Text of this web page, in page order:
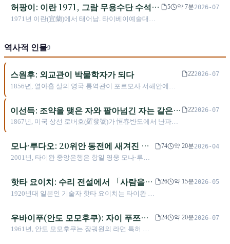
허팡이: 이란 1971, 그람 무용수단 수석에
서 2024 금마 주시각 무용수까지
1971년 이란(宜蘭)에서 태어남. 타이베이예술대학
단, 1999년 수석 무용수로 승진. 2007년 귀국하여 라
팡 LAFA 설립(2010년 종료). 다큐멘터리 《내 마음
디자인 담당. 2025년 인터뷰에서 신체 노화 문제를
논함.
5 약 7분2026-07
역사적 인물9
스원후: 외교관이 박물학자가 되다
1856년, 열아홉 살의 영국 통역관이 포르모사 서해안에서
에 이 섬에 어떤 생물이 사는지 처음으로 알렸다. 그는 열네
살에 런던에서 세상을 떠났지만, 그가 이름 붙인 종들은 오
늘날까지 대만의 산과 숲 속에 살아 있다.
222026-07
이선득: 조약을 맺은 자와 팔아넘긴 자는 같은
사람
1867년, 미국 상선 로버호(羅發號)가 恒春반도에서 난파하
은 여덟 차례 타이에 건너가 교섭하여, 청 정부의 참여 없이
원주민 추장 탁극독(卓杞篤)과 협약을 체결했다. 그리고 그
는 포르모사에 대한 모든 지식을 가지고 일본 정부로 이직
다.
222026-07
모나·루다오: 20위안 동전에 새겨진 항
일 영웅과 중국도 일본도 없던 세계
2001년, 타이완 중앙은행은 항일 영웅 모나·루다
공장은 국내 사료를 샅샅이 뒤져도 그의 사진을
찾지 못했고, 결국 한 일본어 잡지에서 그 이미지
를 건져냈다. 1930년 우서 운동회가 열리던 그 새
의 유해에 이르기까지, 세 정권은 저마다 그를 필
요로 했다. 그러나 그가 실제로 지키려 했던 무지
74 약 20분2026-04
핫타 요이치: 수리 전설에서 「사람을
무는 대수로」까지, 기술 관료의 식민지
1920년대 일본인 기술자 핫타 요이치는 타이완 자
했다. 이 세계적 규모의 공사는 농업의 풍작을 가
져왔지만, 동시에 식민지 수탈의 성격과 농민에게
부과된 무거운 부담 때문에 일부 농민에게 「사람
26 약 15분2026-05
우바이푸(안도 모모후쿠): 자이 푸쯔에
서 세계의 식탁으로, 타이완의 유전자와
1961년, 안도 모모후쿠는 장궈원의 라면 특허 출
24 약 20분2026-07